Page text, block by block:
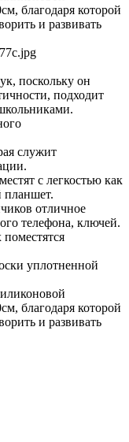
благодаря которой
и развивать
поскольку он
подходит
служит
с легкостью как
планшет.
отличное
телефона, ключей.
уплотненной
благодаря которой
и развивать